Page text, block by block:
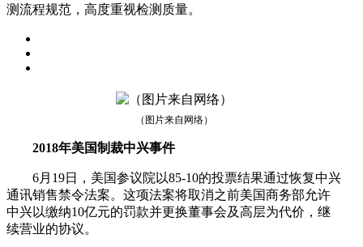
测流程规范，高度重视检测质量。
（图片来自网络）
2018年美国制裁中兴事件
6月19日，美国参议院以85-10的投票结果通过恢复中兴
通讯销售禁令法案。这项法案将取消之前美国商务部允许
中兴以缴纳10亿元的罚款并更换董事会及高层为代价，继
续营业的协议。